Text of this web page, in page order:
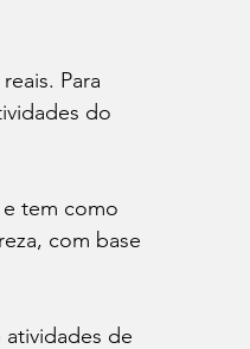
Para
do
tem como
com base
de